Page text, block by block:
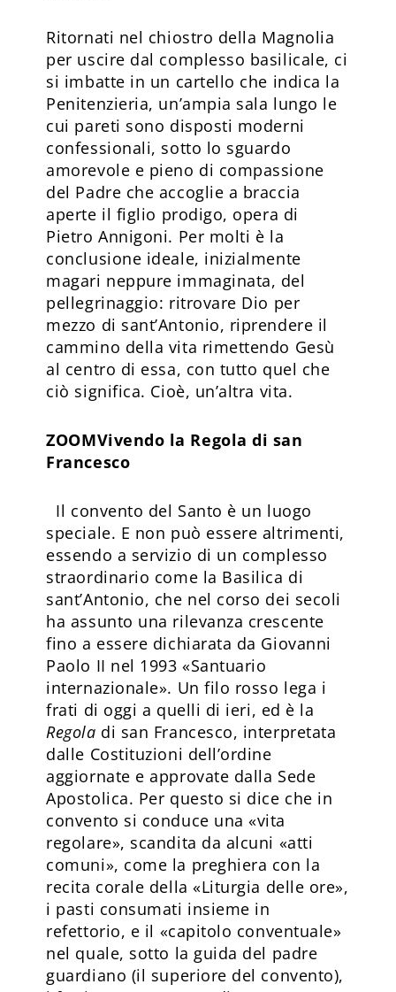
Ritornati nel chiostro della Magnolia
per uscire dal complesso basilicale, ci
si imbatte in un cartello che indica la
Penitenzieria, un’ampia sala lungo le
cui pareti sono disposti moderni
confessionali, sotto lo sguardo
amorevole e pieno di compassione
del Padre che accoglie a braccia
aperte il figlio prodigo, opera di
Pietro Annigoni. Per molti è la
conclusione ideale, inizialmente
magari neppure immaginata, del
pellegrinaggio: ritrovare Dio per
mezzo di sant’Antonio, riprendere il
cammino della vita rimettendo Gesù
al centro di essa, con tutto quel che
ciò significa. Cioè, un’altra vita.
ZOOMVivendo la Regola di san
Francesco
Il convento del Santo è un luogo
speciale. E non può essere altrimenti,
essendo a servizio di un complesso
straordinario come la Basilica di
sant’Antonio, che nel corso dei secoli
ha assunto una rilevanza crescente
fino a essere dichiarata da Giovanni
Paolo II nel 1993 «Santuario
internazionale». Un filo rosso lega i
frati di oggi a quelli di ieri, ed è la
Regola di san Francesco, interpretata
dalle Costituzioni dell’ordine
aggiornate e approvate dalla Sede
Apostolica. Per questo si dice che in
convento si conduce una «vita
regolare», scandita da alcuni «atti
comuni», come la preghiera con la
recita corale della «Liturgia delle ore»,
i pasti consumati insieme in
refettorio, e il «capitolo conventuale»
nel quale, sotto la guida del padre
guardiano (il superiore del convento),